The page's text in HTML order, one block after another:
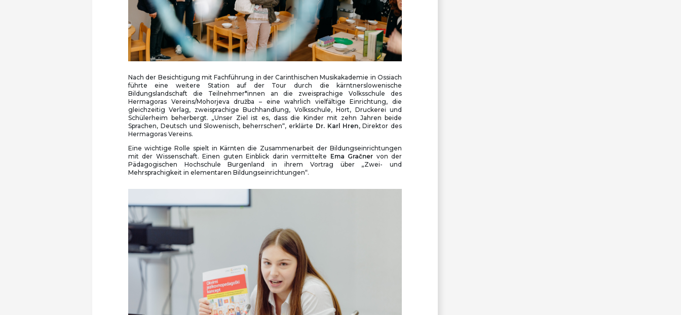
Nach der Besichtigung mit Fachführung in der Carinthischen Musikakademie in Ossiach
führte eine weitere Station auf der Tour durch die kärntnerslowenische
Bildungslandschaft die Teilnehmer*innen an die zweisprachige Volksschule des
Hermagoras Vereins/Mohorjeva družba – eine wahrlich vielfältige Einrichtung, die
gleichzeitig Verlag, zweisprachige Buchhandlung, Volksschule, Hort, Druckerei und
Schülerheim beherbergt. „Unser Ziel ist es, dass die Kinder mit zehn Jahren beide
Sprachen, Deutsch und Slowenisch, beherrschen“, erklärte Dr. Karl Hren, Direktor des
Hermagoras Vereins.
Eine wichtige Rolle spielt in Kärnten die Zusammenarbeit der Bildungseinrichtungen
mit der Wissenschaft. Einen guten Einblick darin vermittelte Ema Gračner von der
Pädagogischen Hochschule Burgenland in ihrem Vortrag über „Zwei- und
Mehrsprachigkeit in elementaren Bildungseinrichtungen“.